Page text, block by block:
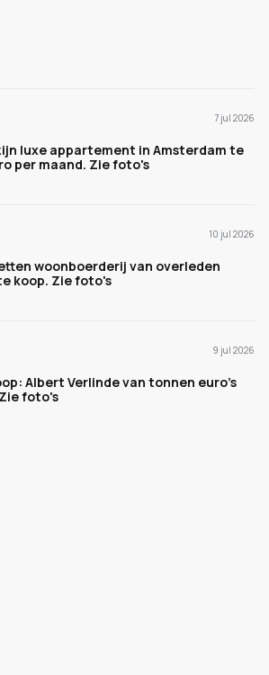
7 jul 2026
luxe appartement in Amsterdam te
per maand. Zie foto's
10 jul 2026
woonboerderij van overleden
koop. Zie foto's
9 jul 2026
Albert Verlinde van tonnen euro's
foto's